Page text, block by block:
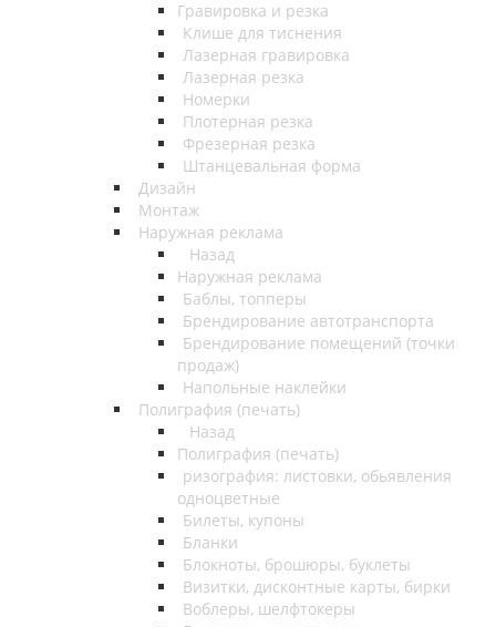
Гравировка и резка
Клише для тиснения
Лазерная гравировка
Лазерная резка
Номерки
Плотерная резка
Фрезерная резка
Штанцевальная форма
Дизайн
Монтаж
Наружная реклама
Назад
Наружная реклама
Баблы, топперы
Брендирование автотранспорта
Брендирование помещений (точки
продаж)
Напольные наклейки
Полиграфия (печать)
Назад
Полиграфия (печать)
ризография: листовки, обьявления
одноцветные
Билеты, купоны
Бланки
Блокноты, брошюры, буклеты
Визитки, дисконтные карты, бирки
Воблеры, шелфтокеры